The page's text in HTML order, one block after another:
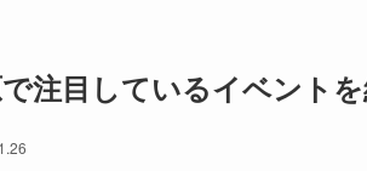
注目しているイベント